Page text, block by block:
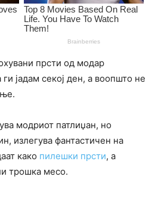
прсти од модар
јадам секој ден, а воопшто не
модриот патлиџан, но
излегува фантастичен на
како пилешки прсти, а
трошка месо.